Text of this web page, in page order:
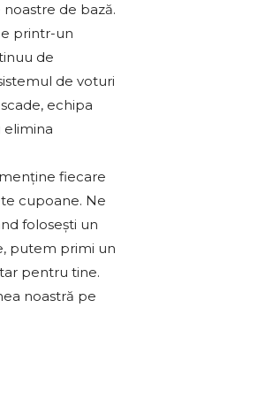
de bază.
printr-un
de
de voturi
echipa
elimina
fiecare
cupoane. Ne
folosești un
putem primi un
pentru tine.
noastră pe